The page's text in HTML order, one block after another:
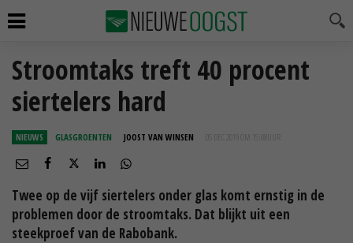
Stroomtaks treft 40 procent
siertelers hard
NIEUWS GLASGROENTEN JOOST VAN WINSEN 05 DEC 2019 OM 15:08
Twee op de vijf siertelers onder glas komt ernstig in de
problemen door de stroomtaks. Dat blijkt uit een
steekproef van de Rabobank.